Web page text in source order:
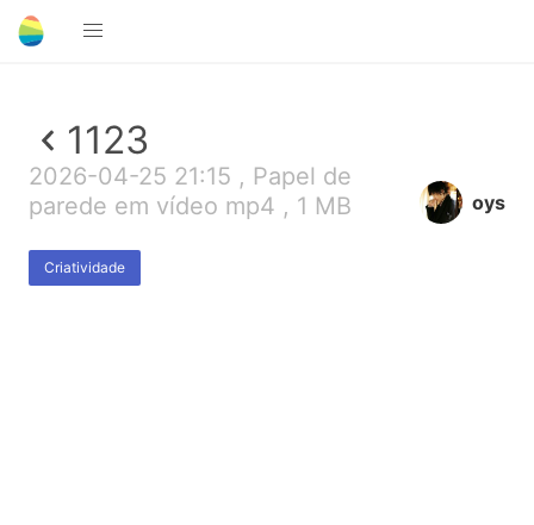
1123
2026-04-25 21:15 , Papel de
parede em vídeo mp4 , 1 MB
Criatividade
oys